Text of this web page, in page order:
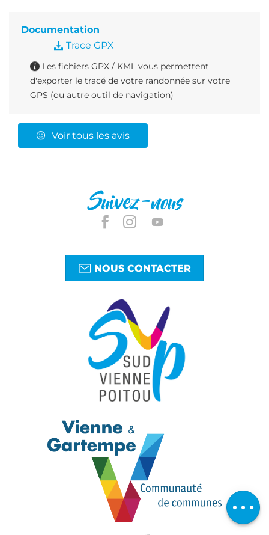
Documentation
Trace GPX
Les fichiers GPX / KML vous permettent
d'exporter le tracé de votre randonnée sur votre
GPS (ou autre outil de navigation)
Voir tous les avis
Suivez-nous
NOUS CONTACTER